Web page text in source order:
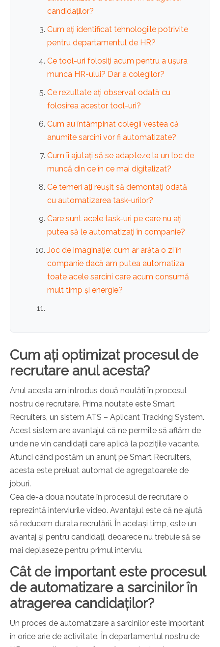
candidaților?
Cum ați identificat tehnologiile potrivite
pentru departamentul de HR?
Ce tool-uri folosiți acum pentru a ușura
munca HR-ului? Dar a colegilor?
Ce rezultate ați observat odată cu
folosirea acestor tool-uri?
Cum au întâmpinat colegii vestea că
anumite sarcini vor fi automatizate?
Cum îi ajutați să se adapteze la un loc de
muncă din ce în ce mai digitalizat?
Ce temeri ați reușit să demontați odată
cu automatizarea task-urilor?
Care sunt acele task-uri pe care nu ați
putea să le automatizați în companie?
Joc de imaginație: cum ar arăta o zi în
companie dacă am putea automatiza
toate acele sarcini care acum consumă
mult timp și energie?
Cum ați optimizat procesul de
recrutare anul acesta?
Anul acesta am introdus două noutăți în procesul
nostru de recrutare. Prima noutate este Smart
Recruiters, un sistem ATS – Aplicant Tracking System.
Acest sistem are avantajul că ne permite să aflăm de
unde ne vin candidații care aplică la pozițiile vacante.
Atunci când postăm un anunț pe Smart Recruiters,
acesta este preluat automat de agregatoarele de
joburi.
Cea de-a doua noutate în procesul de recrutare o
reprezintă interviurile video. Avantajul este că ne ajută
să reducem durata recrutării. În același timp, este un
avantaj și pentru candidați, deoarece nu trebuie să se
mai deplaseze pentru primul interviu.
Cât de important este procesul
de automatizare a sarcinilor în
atragerea candidaților?
Un proces de automatizare a sarcinilor este important
în orice arie de activitate. În departamentul nostru de